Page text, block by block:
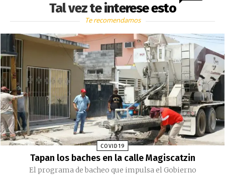
Tal vez te interese esto
Te recomendamos
COVID19
Tapan los baches en la calle Magiscatzin
El programa de bacheo que impulsa el Gobierno